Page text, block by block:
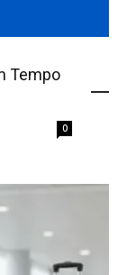
Tempo
0